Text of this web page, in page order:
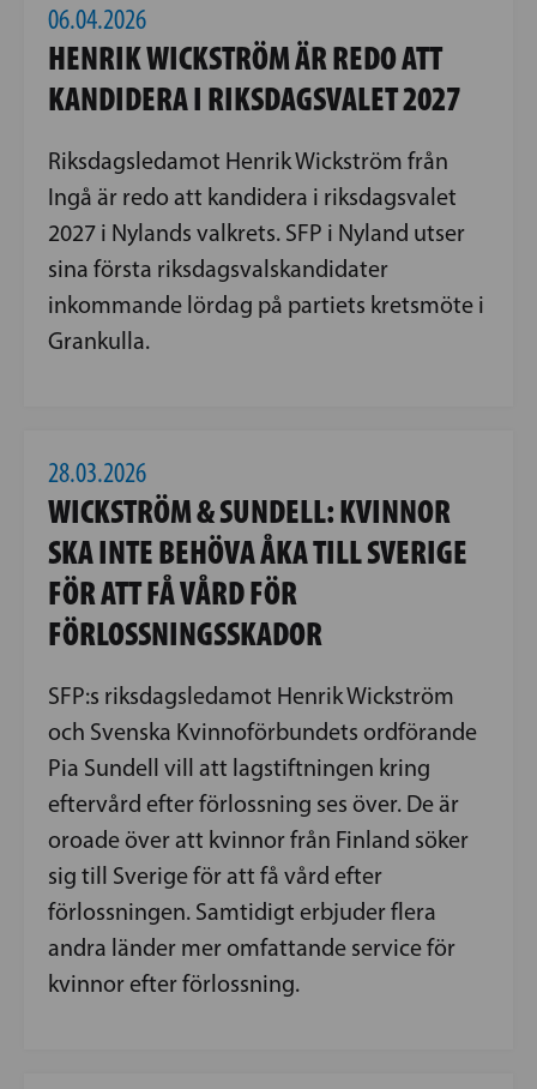
06.04.2026
HENRIK WICKSTRÖM ÄR REDO ATT
KANDIDERA I RIKSDAGSVALET 2027
Riksdagsledamot Henrik Wickström från
Ingå är redo att kandidera i riksdagsvalet
2027 i Nylands valkrets. SFP i Nyland utser
sina första riksdagsvalskandidater
inkommande lördag på partiets kretsmöte i
Grankulla.
28.03.2026
WICKSTRÖM & SUNDELL: KVINNOR
SKA INTE BEHÖVA ÅKA TILL SVERIGE
FÖR ATT FÅ VÅRD FÖR
FÖRLOSSNINGSSKADOR
SFP:s riksdagsledamot Henrik Wickström
och Svenska Kvinnoförbundets ordförande
Pia Sundell vill att lagstiftningen kring
eftervård efter förlossning ses över. De är
oroade över att kvinnor från Finland söker
sig till Sverige för att få vård efter
förlossningen. Samtidigt erbjuder flera
andra länder mer omfattande service för
kvinnor efter förlossning.